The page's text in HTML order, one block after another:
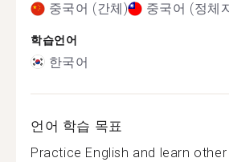
중국어 (간체) 중국어 (정체
학습언어
한국어
언어 학습 목표
Practice English and learn